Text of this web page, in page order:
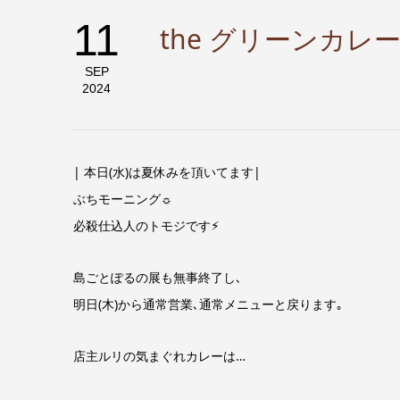
11
SEP
2024
the グリーンカレー
| 本日(水)は夏休みを頂いてます|
ぶちモーニング☼
必殺仕込人のトモジです⚡︎
島ごとぽるの展も無事終了し､
明日(木)から通常営業､通常メニューと戻ります｡
店主ルリの気まぐれカレーは…